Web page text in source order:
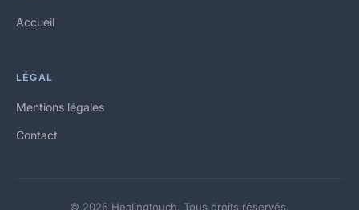
Accueil
LÉGAL
Mentions légales
Contact
© 2026 Healingtouch. Tous droits réservés.